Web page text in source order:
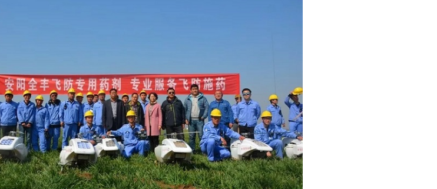
型植保机械达32.1万台（套），植保无人机保有量1.4万余架，分别比上年增加2.3万台（套）、0.8万
亿亩次，有人驾驶直升机和固定翼飞机作业面积0.4亿亩次。